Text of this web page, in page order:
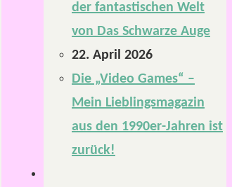
der fantastischen Welt
von Das Schwarze Auge
22. April 2026
Die „Video Games“ –
Mein Lieblingsmagazin
aus den 1990er-Jahren ist
zurück!